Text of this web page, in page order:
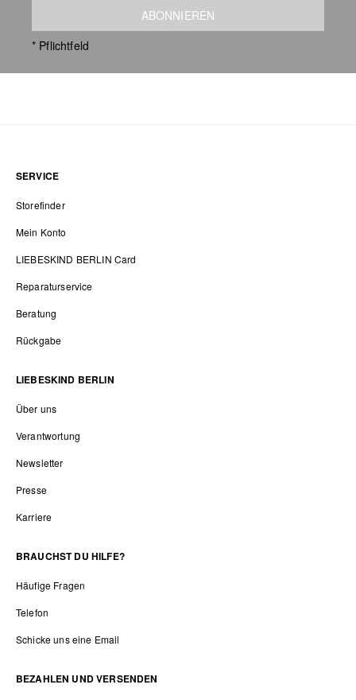
ABONNIEREN
* Pflichtfeld
SERVICE
Storefinder
Mein Konto
LIEBESKIND BERLIN Card
Reparaturservice
Beratung
Rückgabe
LIEBESKIND BERLIN
Über uns
Verantwortung
Newsletter
Presse
Karriere
BRAUCHST DU HILFE?
Häufige Fragen
Telefon
Schicke uns eine Email
BEZAHLEN UND VERSENDEN